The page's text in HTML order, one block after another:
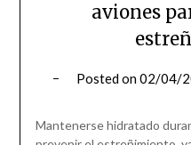
aviones
Posted on02/04/
Mantenerse hidratado